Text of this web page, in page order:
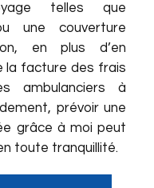
telles que
une couverture
en plus d’en
la facture des frais
ambulanciers à
prévoir une
grâce à moi peut
toute tranquillité.